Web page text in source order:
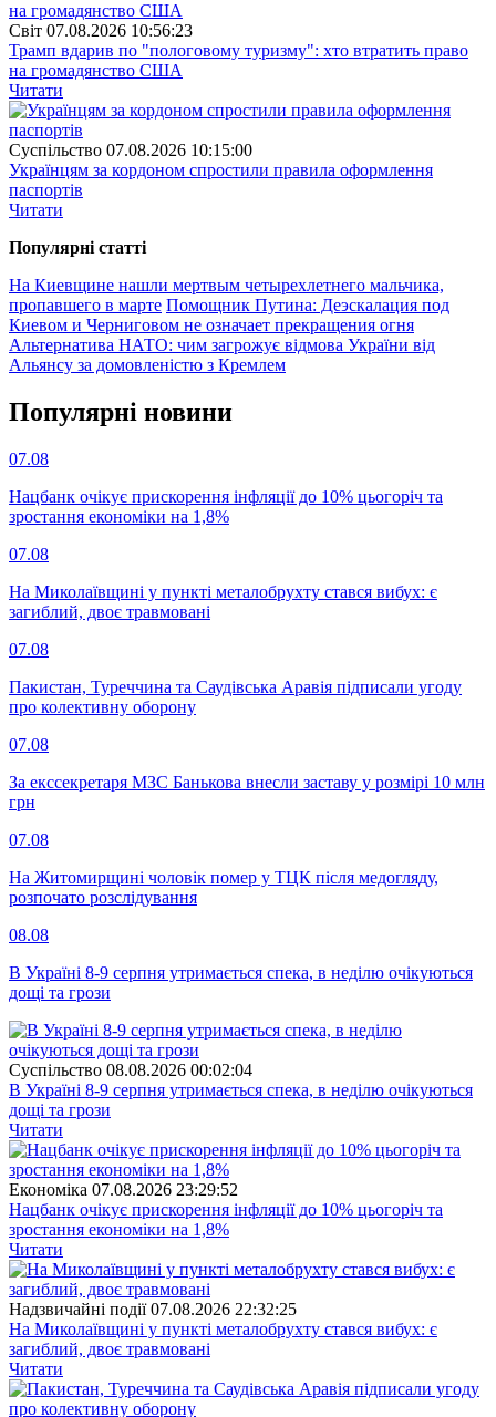
Свiт 07.08.2026 10:56:23
Трамп вдарив по "пологовому туризму": хто втратить право
на громадянство США
Читати
Суспiльство 07.08.2026 10:15:00
Українцям за кордоном спростили правила оформлення
паспортів
Читати
Популярнi статтi
На Киевщине нашли мертвым четырехлетнего мальчика,
пропавшего в марте Помощник Путина: Деэскалация под
Киевом и Черниговом не означает прекращения огня
Альтернатива НАТО: чим загрожує відмова України від
Альянсу за домовленістю з Кремлем
Популярнi новини
07.08
Нацбанк очікує прискорення інфляції до 10% цьогоріч та
зростання економіки на 1,8%
07.08
На Миколаївщині у пункті металобрухту стався вибух: є
загиблий, двоє травмовані
07.08
Пакистан, Туреччина та Саудівська Аравія підписали угоду
про колективну оборону
07.08
За екссекретаря МЗС Банькова внесли заставу у розмірі 10 млн
грн
07.08
На Житомирщині чоловік помер у ТЦК після медогляду,
розпочато розслідування
08.08
В Україні 8-9 серпня утримається спека, в неділю очікуються
дощі та грози
Суспiльство 08.08.2026 00:02:04
В Україні 8-9 серпня утримається спека, в неділю очікуються
дощі та грози
Читати
Економіка 07.08.2026 23:29:52
Нацбанк очікує прискорення інфляції до 10% цьогоріч та
зростання економіки на 1,8%
Читати
Надзвичайні події 07.08.2026 22:32:25
На Миколаївщині у пункті металобрухту стався вибух: є
загиблий, двоє травмовані
Читати